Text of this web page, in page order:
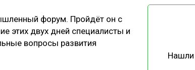
ТЕХНОЛОГИИ
форум. Пройдёт он с
этих двух дней специалисты и
вопросы развития